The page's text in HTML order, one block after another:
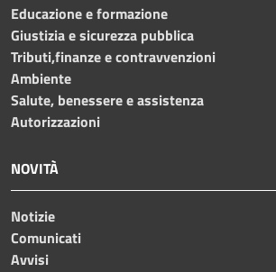
Educazione e formazione
Giustizia e sicurezza pubblica
Tributi,finanze e contravvenzioni
Ambiente
Salute, benessere e assistenza
Autorizzazioni
NOVITÀ
Notizie
Comunicati
Avvisi